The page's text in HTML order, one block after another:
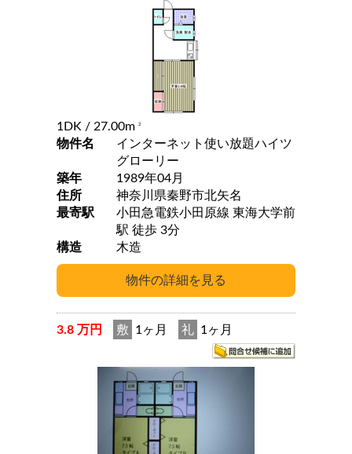
1DK / 27.00m 2
物件名
インターネット使い放題ハイツ
グローリー
築年
1989年04月
住所
神奈川県秦野市北矢名
最寄駅
小田急電鉄小田原線 東海大学前
駅 徒歩 3分
構造
木造
3.8 万円 敷 1ヶ月 礼 1ヶ月